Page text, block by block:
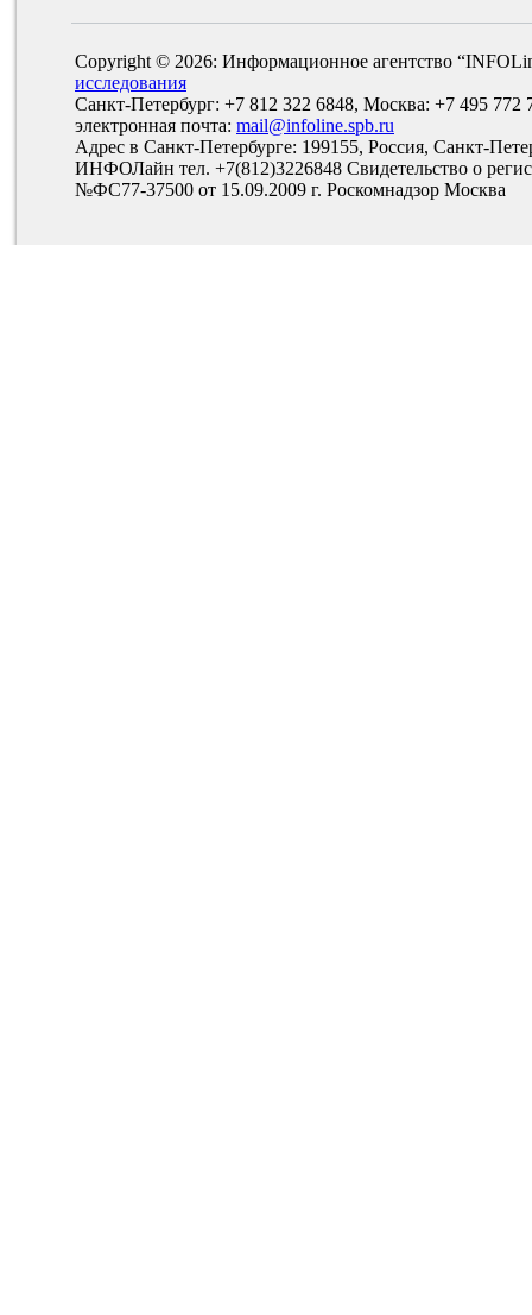
Copyright © 2026: Информационное агентство
исследования
Санкт-Петербург: +7 812 322 6848, Москва: +7 495 772
электронная почта: mail@infoline.spb.ru
Адрес в Санкт-Петербурге: 199155, Россия, Санкт-
ИНФОЛайн тел. +7(812)3226848 Свидетельство о
№ФС77-37500 от 15.09.2009 г. Роскомнадзор Москва